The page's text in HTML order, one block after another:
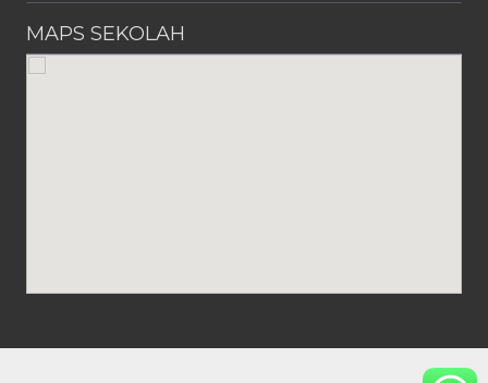
MAPS SEKOLAH